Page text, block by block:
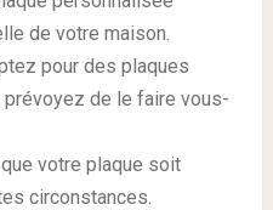
de votre maison.
pour des plaques
de le faire vous-
votre plaque soit
circonstances.